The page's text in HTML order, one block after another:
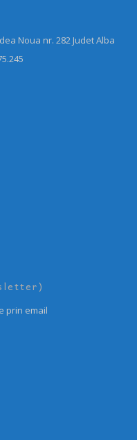
Noua nr. 282 Judet Alba
prin email